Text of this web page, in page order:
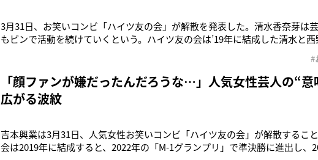
3月31日、お笑いコンビ「ハイツ友の会」が解散を発表した。清水香奈芽は
もピンで活動を続けていくという。ハイツ友の会は’19年に結成した清水と
えるファンも多かった。’21年には『第8回NHK新人お笑い大賞』で準優勝、
リ2022』で準決勝
#
「顔ファンが嫌だったんだろうな…」人気女性芸人の“
広がる波紋
吉本興業は3月31日、人気女性お笑いコンビ「ハイツ友の会」が解散するこ
会は2019年に結成すると、2022年の「M-1グランプリ」で準決勝に進出し、